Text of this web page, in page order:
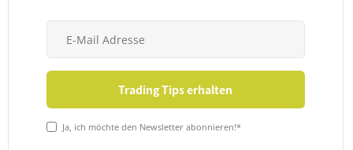
Ja, ich möchte den Newsletter abonnieren!*